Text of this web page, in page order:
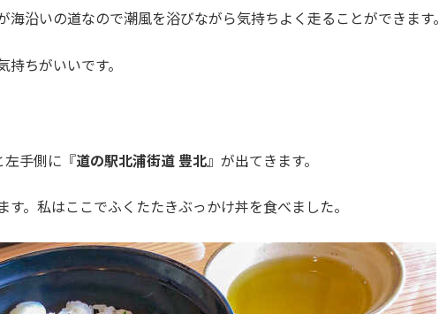
沿いの道なので潮風を浴びながら気持ちよく走ることができます。
ちがいいです。
左手側に『道の駅北浦街道 豊北』が出てきます。
。私はここでふくたたきぶっかけ丼を食べました。